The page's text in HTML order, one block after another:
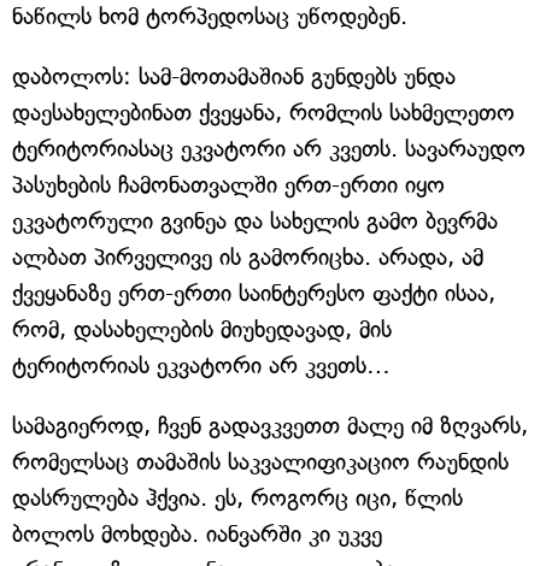
ნაწილს ხომ ტორპედოსაც უწოდებენ.
დაბოლოს: სამ-მოთამაშიან გუნდებს უნდა
დაესახელებინათ ქვეყანა, რომლის სახმელეთო
ტერიტორიასაც ეკვატორი არ კვეთს. სავარაუდო
პასუხების ჩამონათვალში ერთ-ერთი იყო
ეკვატორული გვინეა და სახელის გამო ბევრმა
ალბათ პირველივე ის გამორიცხა. არადა, ამ
ქვეყანაზე ერთ-ერთი საინტერესო ფაქტი ისაა,
რომ, დასახელების მიუხედავად, მის
ტერიტორიას ეკვატორი არ კვეთს…
სამაგიეროდ, ჩვენ გადავკვეთთ მალე იმ ზღვარს,
რომელსაც თამაშის საკვალიფიკაციო რაუნდის
დასრულება ჰქვია. ეს, როგორც იცი, წლის
ბოლოს მოხდება. იანვარში კი უკვე